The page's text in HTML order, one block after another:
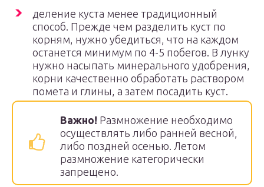
деление куста менее традиционный
способ. Прежде чем разделить куст по
корням, нужно убедиться, что на каждом
останется минимум по 4-5 побегов. В лунку
нужно насыпать минерального удобрения,
корни качественно обработать раствором
помета и глины, а затем посадить куст.
Важно! Размножение необходимо
осуществлять либо ранней весной,
либо поздней осенью. Летом
размножение категорически
запрещено.